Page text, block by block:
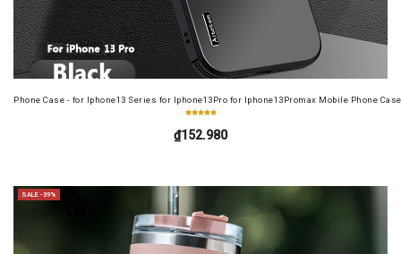
Phone Case - for Iphone13 Series for Iphone13Pro for Iphone13Promax Mobile Phone
₫152.980
SALE -39%